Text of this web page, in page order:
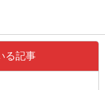
る記事